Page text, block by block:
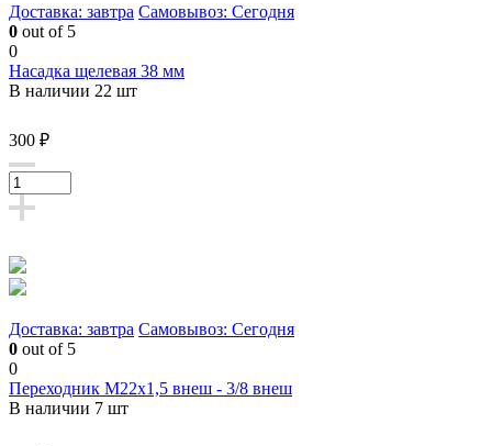
Доставка: завтра Самовывоз: Сегодня
0 out of 5
0
Насадка щелевая 38 мм
В наличии 22 шт
300 ₽
Доставка: завтра Самовывоз: Сегодня
0 out of 5
0
Переходник М22х1,5 внеш - 3/8 внеш
В наличии 7 шт